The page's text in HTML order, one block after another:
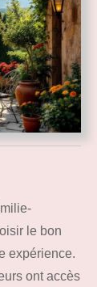
le bon
expérience.
ont accès